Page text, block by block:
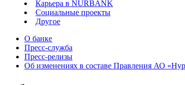
Карьера в NURBANK
Социальные проекты
Другое
О банке
Пресс-служба
Пресс-релизы
Об изменениях в составе Правления АО